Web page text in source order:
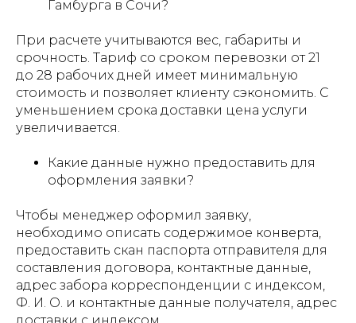
Гамбурга в Сочи?
При расчете учитываются вес, габариты и
срочность. Тариф со сроком перевозки от 21
до 28 рабочих дней имеет минимальную
стоимость и позволяет клиенту сэкономить. С
уменьшением срока доставки цена услуги
увеличивается.
Какие данные нужно предоставить для
оформления заявки?
Чтобы менеджер оформил заявку,
необходимо описать содержимое конверта,
предоставить скан паспорта отправителя для
составления договора, контактные данные,
адрес забора корреспонденции с индексом,
Ф. И. О. и контактные данные получателя, адрес